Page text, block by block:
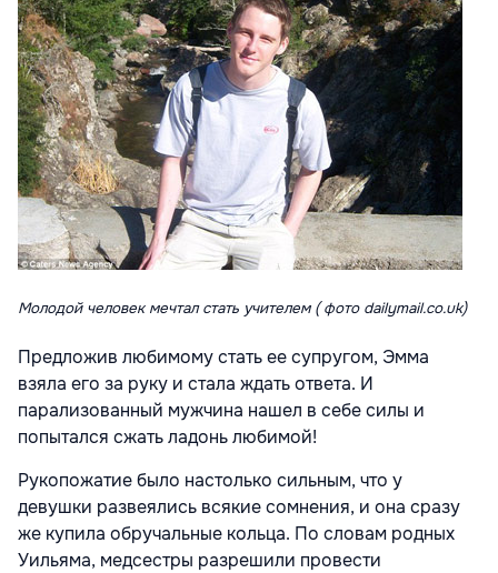
Молодой человек мечтал стать учителем ( фото dailymail.co.uk)
Предложив любимому стать ее супругом, Эмма
взяла его за руку и стала ждать ответа. И
парализованный мужчина нашел в себе силы и
попытался сжать ладонь любимой!
Рукопожатие было настолько сильным, что у
девушки развеялись всякие сомнения, и она сразу
же купила обручальные кольца. По словам родных
Уильяма, медсестры разрешили провести